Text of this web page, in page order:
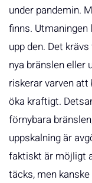
under pandemin.
finns.
upp den. Det
nya bränslen eller
riskerar varven
öka kraftigt.
förnybara
uppskalning är
faktiskt är möjligt
täcks, men